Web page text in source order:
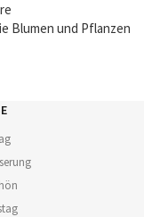
Blumen und Pflanzen